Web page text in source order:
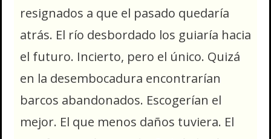
resignados a que el pasado quedaría
atrás. El río desbordado los guiaría hacia
el futuro. Incierto, pero el único. Quizá
en la desembocadura encontrarían
barcos abandonados. Escogerían el
mejor. El que menos daños tuviera. El